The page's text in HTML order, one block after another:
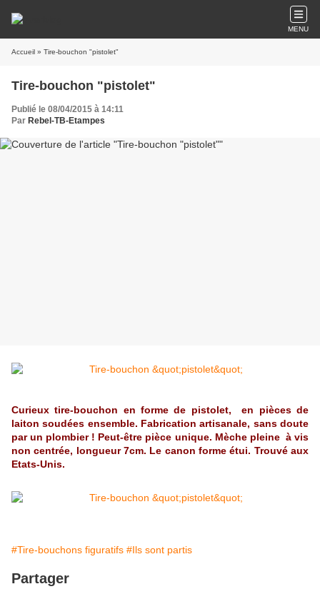
MENU
Accueil » Tire-bouchon "pistolet"
Tire-bouchon "pistolet"
Publié le 08/04/2015 à 14:11
Par Rebel-TB-Etampes
Curieux tire-bouchon en forme de pistolet, en pièces de
laiton soudées ensemble. Fabrication artisanale, sans doute
par un plombier ! Peut-être pièce unique. Mèche pleine à vis
non centrée, longueur 7cm. Le canon forme étui. Trouvé aux
Etats-Unis.
#Tire-bouchons figuratifs #Ils sont partis
Partager